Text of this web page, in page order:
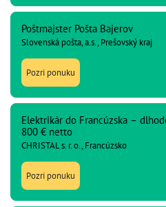
Poštmajster Pošta Bajerov
Slovenská pošta, a.s., Prešovský kraj
Pozri ponuku
Elektrikár do Francúzska –
800 € netto
CHRISTAL s. r. o., Francúzsko
Pozri ponuku